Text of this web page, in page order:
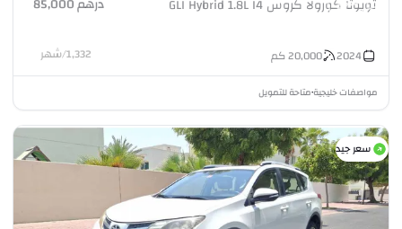
تويوتا كورولا كروس GLI Hybrid 1.8L I4 درهم 85,000
2024
20,000كم 1,332
/شهر
مواصفات خليجية•متاحة للتمويل
سعر جيد